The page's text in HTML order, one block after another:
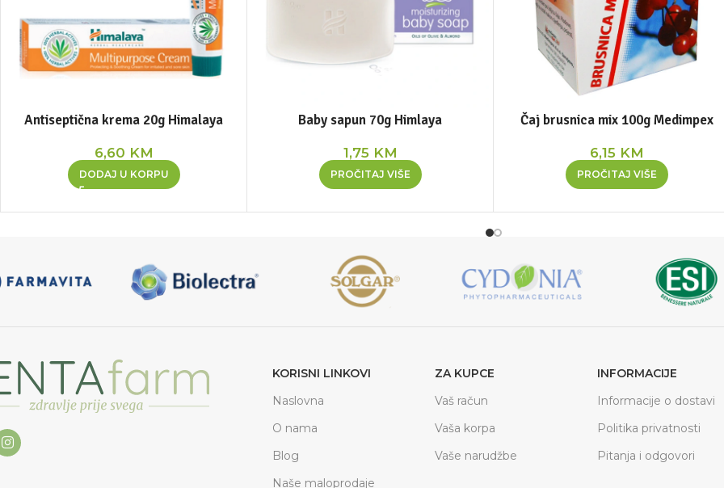
Antiseptična krema 20g Himalaya
6,60 KM
DODAJ U KORPU
Baby sapun 70g Himlaya
1,75 KM
PROČITAJ VIŠE
Čaj brusnica mix 100g Medimpex
6,15 KM
PROČITAJ VIŠE
KORISNI LINKOVI
Naslovna
O nama
Blog
Naše maloprodaje
ZA KUPCE
Vaš račun
Vaša korpa
Vaše narudžbe
INFORMACIJE
Informacije o dostavi
Politika privatnosti
Pitanja i odgovori